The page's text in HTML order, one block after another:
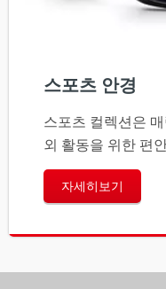
스포츠 안경
스포츠 컬렉션은
외 활동을 위한 편
자세히보기